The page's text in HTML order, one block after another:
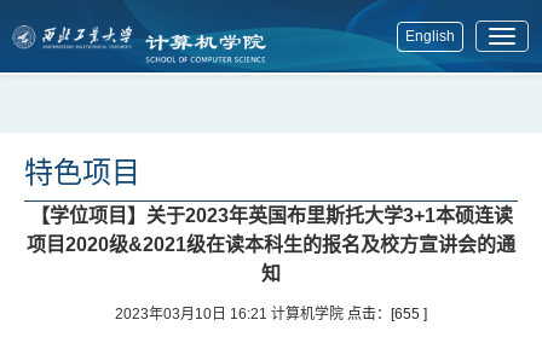
English
展
特色项目
【学位项目】关于2023年英国布里斯托大学3+1本硕连读
项目2020级&2021级在读本科生的报名及校方宣讲会的通
知
2023年03月10日 16:21 计算机学院 点击：[655 ]